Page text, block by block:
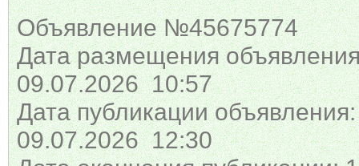
Объявление №45675774
Дата размещения
09.07.2026 10:57
Дата публикации объявления:
09.07.2026 12:30